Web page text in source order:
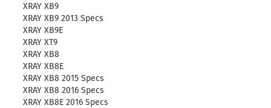
XRAY XB9
XRAY XB9 2013 Specs
XRAY XB9E
XRAY XT9
XRAY XB8
XRAY XB8E
XRAY XB8 2015 Specs
XRAY XB8 2016 Specs
XRAY XB8E 2016 Specs